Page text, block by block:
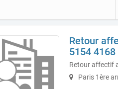
Retour
5154 4168
Retour affectif
Paris 1ère